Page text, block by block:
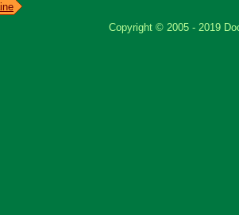
Copyright © 2005 - 2019